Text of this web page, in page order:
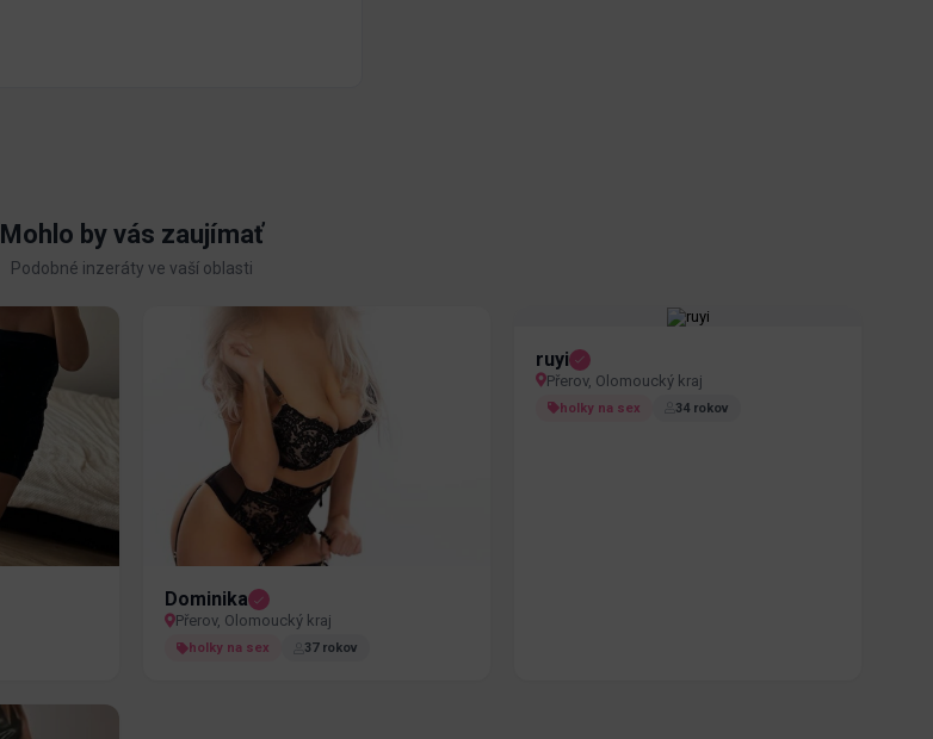
Mohlo by vás zaujímať
Podobné inzeráty ve vaší oblasti
Dominika
Přerov, Olomoucký kraj
holky na sex 37 rokov
ruyi
Přerov, Olomoucký kraj
holky na sex 34 rokov